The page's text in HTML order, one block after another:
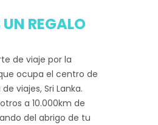
REGALO
de viaje por la
ocupa el centro de
viajes, Sri Lanka.
a 10.000km de
del abrigo de tu